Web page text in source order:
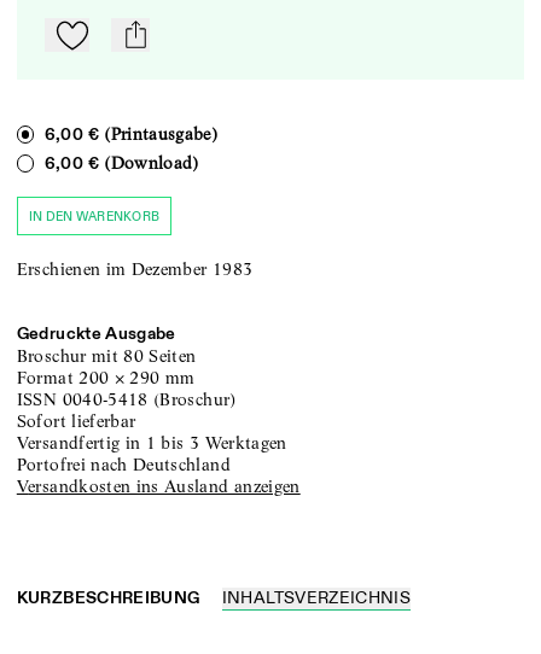
Zu Mein-TdZ hinzufügen
mail
6,00 €(Printausgabe)
6,00 €(Download)
IN DEN WARENKORB
Erschienen im Dezember 1983
Gedruckte Ausgabe
Broschur mit 80 Seiten
Format200 ×290 mm
ISSN 0040-5418 (Broschur)
sofort lieferbar
versandfertig in 1 bis 3 Werktagen
portofrei nach Deutschland
Versandkosten ins Ausland anzeigen
KURZBESCHREIBUNG INHALTSVERZEICHNIS